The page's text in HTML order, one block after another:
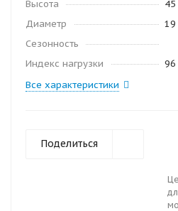
Высота
45
Диаметр
19
Сезонность
Индекс нагрузки
96
Все характеристики
Поделиться